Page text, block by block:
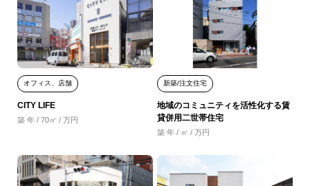
オフィス、店舗
CITY LIFE
築 年 / 70㎡ / 万円
新築/注文住宅
地域のコミュニティを活性化する賃
貸併用二世帯住宅
築 年 / ㎡ / 万円